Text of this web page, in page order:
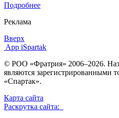
Подробнее
Реклама
Вверх
App iSpartak
© РОО «Фратрия» 2006–2026.
являются
«Спартак».
Карта сайта
Раскрутка сайта: